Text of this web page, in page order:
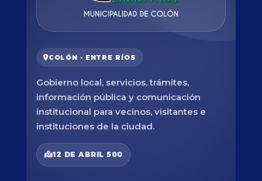
COLÓN · ENTRE RÍOS
Gobierno local, servicios, trámites,
información pública y comunicación
institucional para vecinos, visitantes e
instituciones de la ciudad.
12 DE ABRIL 500